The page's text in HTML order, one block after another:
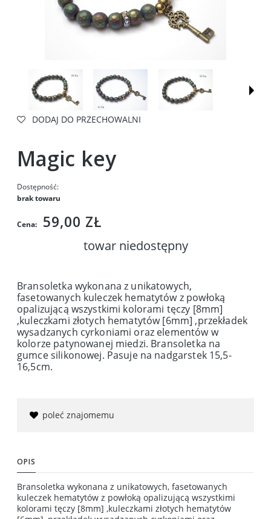
DODAJ DO PRZECHOWALNI
Magic key
Dostępność:
brak towaru
Cena: 59,00 ZŁ
towar niedostępny
Bransoletka wykonana z unikatowych,
fasetowanych kuleczek hematytów z powłoką
opalizującą wszystkimi kolorami tęczy [8mm]
,kuleczkami złotych hematytów [6mm] ,przekładek
wysadzanych cyrkoniami oraz elementów w
kolorze patynowanej miedzi. Bransoletka na
gumce silikonowej. Pasuje na nadgarstek 15,5-
16,5cm.
poleć znajomemu
OPIS
Bransoletka wykonana z unikatowych, fasetowanych
kuleczek hematytów z powłoką opalizującą wszystkimi
kolorami tęczy [8mm] ,kuleczkami złotych hematytów